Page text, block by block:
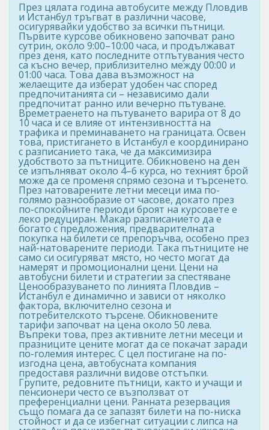
През цялата година автобусите между Пловдив
и Истанбул тръгват в различни часове,
осигурявайки удобство за всички пътници.
Първите курсове обикновено започват рано
сутрин, около 9:00–10:00 часа, и продължават
през деня, като последните отпътувания често
са късно вечер, приблизително между 00:00 и
01:00 часа. Това дава възможност на
желаещите да изберат удобен час според
предпочитанията си – независимо дали
предпочитат ранно или вечерно пътуване.
Времетраенето на пътуването варира от 8 до
10 часа и се влияе от интензивността на
трафика и преминаването на границата. Освен
това, пристигането в Истанбул е координирано
с разписанието така, че да максимизира
удобството за пътниците. Обикновено на ден
се изпълняват около 4–6 курса, но техният брой
може да се променя спрямо сезона и търсенето.
През натоварените летни месеци има по-
голямо разнообразие от часове, докато през
по-спокойните периоди броят на курсовете е
леко редуциран. Макар разписанието да е
богато с предложения, предварителната
покупка на билети се препоръчва, особено през
най-натоварените периоди. Така пътниците не
само си осигуряват място, но често могат да
намерят и промоционални цени. Цени на
автобусни билети и стратегии за спестяване
Ценообразуването по линията Пловдив –
Истанбул е динамично и зависи от няколко
фактора, включително сезона и
потребителското търсене. Обикновените
тарифи започват на цена около 50 лева.
Въпреки това, през активните летни месеци и
празниците цените могат да се покачат заради
по-големия интерес. С цел постигане на по-
изгодна цена, автобусната компания
предоставя различни видове отстъпки.
Групите, редовните пътници, както и учащи и
пенсионери често се възползват от
преференциални цени. Ранната резервация
също помага да се запазят билети на по-ниска
стойност и да се избегнат ситуации с липса на